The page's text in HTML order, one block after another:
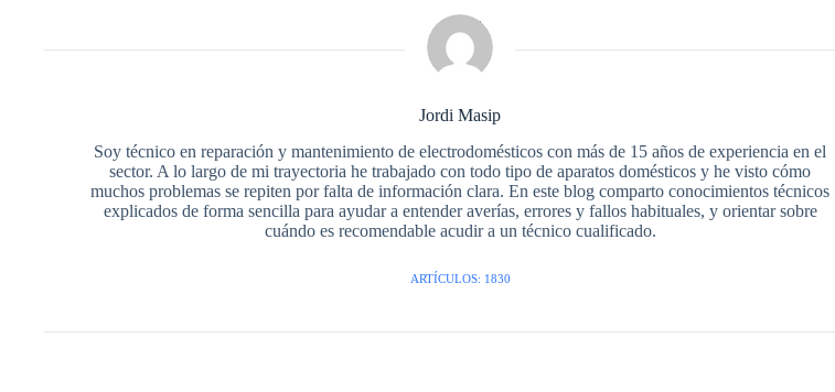
Jordi Masip
Soy técnico en reparación y mantenimiento de electrodomésticos con más de 15 años de experiencia en el
sector. A lo largo de mi trayectoria he trabajado con todo tipo de aparatos domésticos y he visto cómo
muchos problemas se repiten por falta de información clara. En este blog comparto conocimientos técnicos
explicados de forma sencilla para ayudar a entender averías, errores y fallos habituales, y orientar sobre
cuándo es recomendable acudir a un técnico cualificado.
ARTÍCULOS: 1830